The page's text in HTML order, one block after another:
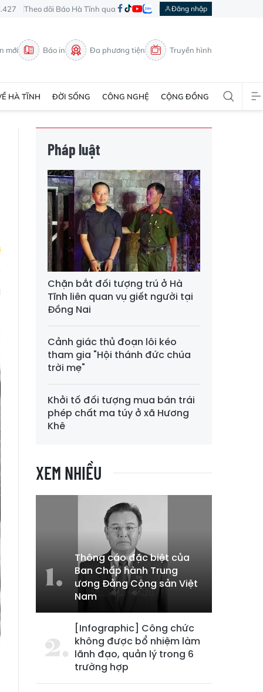
Theo dõi Báo Hà Tĩnh qua Đăng nhập
mới Báo in Đa phương tiện Truyền hình
HÀ TĨNH ĐỜI SỐNG CÔNG NGHỆ CỘNG ĐỒNG
Pháp luật
Chặn bắt đối tượng trú ở Hà
Tĩnh liên quan vụ giết người tại
Đồng Nai
Cảnh giác thủ đoạn lôi kéo
tham gia "Hội thánh đức chúa
trời mẹ"
Khởi tố đối tượng mua bán trái
phép chất ma túy ở xã Hương
Khê
XEM NHIỀU
Thông cáo đặc biệt của
Ban Chấp hành Trung
ương Đảng Cộng sản Việt
Nam
[Infographic] Công chức
không được bổ nhiệm làm
lãnh đạo, quản lý trong 6
trường hợp